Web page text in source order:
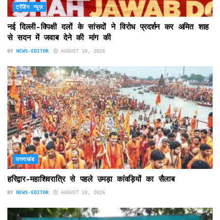
ट्रेंडिंग न्यूज़
नई दिल्ली-विपक्षी दलों के सांसदों ने विरोध प्रदर्शन कर अमित शाह
से सदन में जवाब देने की मांग की
BY NEWS-EDITOR AUGUST 10, 2026
उत्तराखंड
हरिद्वार-महाशिवरात्रि से पहले उमड़ा कांवड़ियों का सैलाब
BY NEWS-EDITOR AUGUST 10, 2026